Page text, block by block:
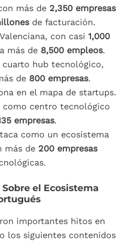
más de 2,350 empresas
de facturación.
con casi 1,000
más de 8,500 empleos.
cuarto hub tecnológico,
de 800 empresas.
en el mapa de startups.
como centro tecnológico
empresas.
como un ecosistema
más de 200 empresas
el Ecosistema
importantes hitos en
los siguientes contenidos